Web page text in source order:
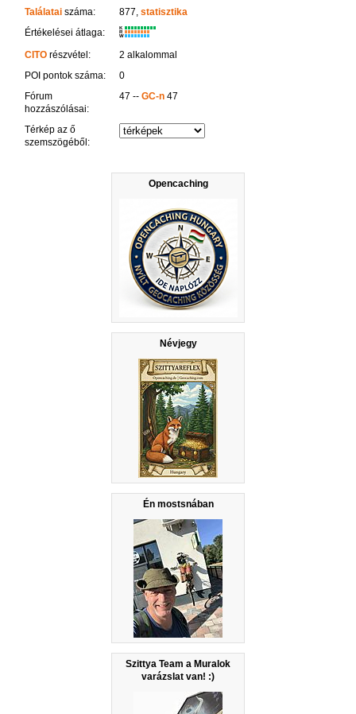
Opencaching
Névjegy
Én mostsnában
Szittya Team a Muralok
varázslat van! :)
Találataiszáma: 877, statisztika
Értékelései átlaga:
K
R
W
CITOrészvétel:
2 alkalommal
POI pontok száma:
0
Fórum
hozzászólásai:
47 -- GC-n47
Térkép az ő
szemszögéből: